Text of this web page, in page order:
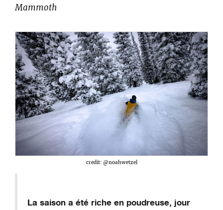
Mammoth
credit: @noahwetzel
La saison a été riche en poudreuse, jour